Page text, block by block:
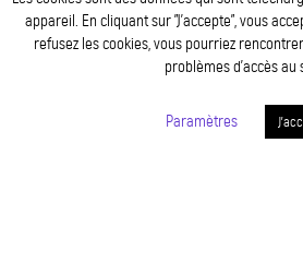
appareil. En cliquant sur ”J’accepte”, vous
refusez les cookies, vous pourriez
problèmes d’accès au
Paramètres